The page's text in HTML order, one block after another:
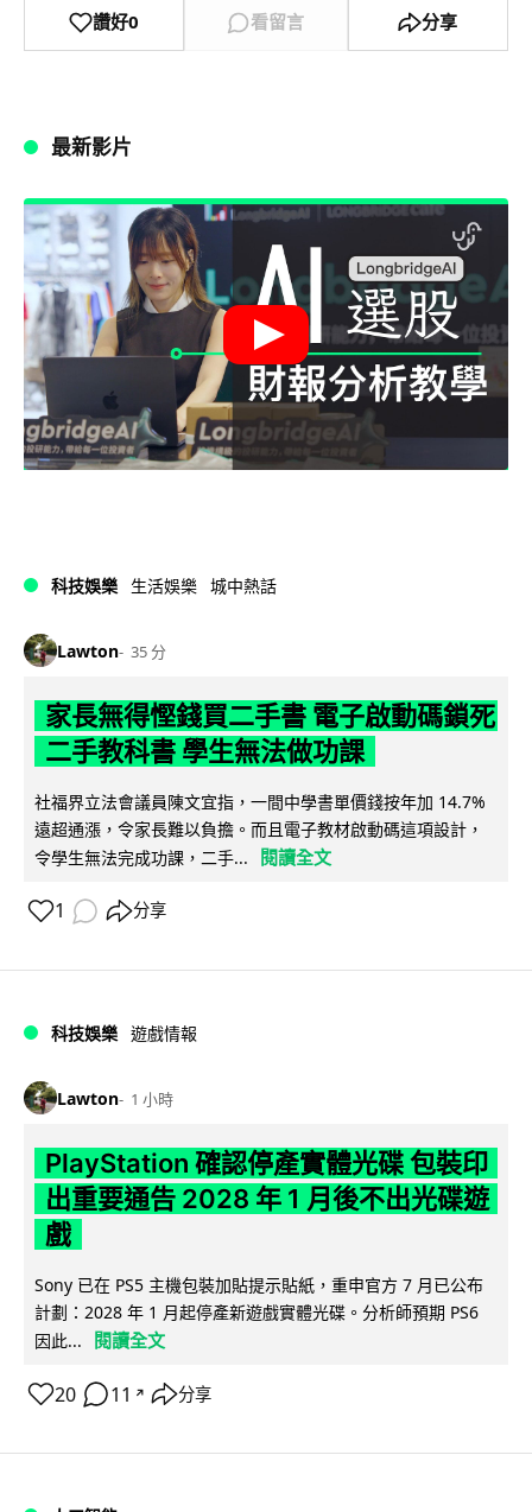
讚好0 看留言 分享
最新影片
科技娛樂 生活娛樂 城中熱話
Lawton 35 分
家長無得慳錢買二手書 電子啟動碼鎖死
二手教科書 學生無法做功課
社福界立法會議員陳文宜指，一間中學書單價錢按年加 14.7%
遠超通漲，令家長難以負擔。而且電子教材啟動碼這項設計，
令學生無法完成功課，二手...
閱讀全文
1 分享
科技娛樂 遊戲情報
Lawton 1 小時
PlayStation 確認停產實體光碟 包裝印
出重要通告 2028 年 1 月後不出光碟遊
戲
Sony 已在 PS5 主機包裝加貼提示貼紙，重申官方 7 月已公布
計劃：2028 年 1 月起停產新遊戲實體光碟。分析師預期 PS6
因此...
閱讀全文
20 11 ↗ 分享